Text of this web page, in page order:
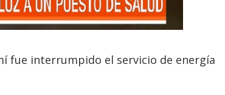
fue interrumpido el servicio de energía